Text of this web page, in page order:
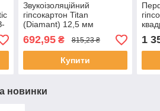
Звукоізоляційний
гіпсокартон Titan
(Diamant) 12,5 мм
692,95₴ 815,23 ₴
Купити
1
новинки